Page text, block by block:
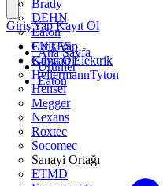
Brady
DEHN
Eaton
ENTES
Günsan Elektrik
HellermannTyton
Hensel
Megger
Nexans
Roxtec
Socomec
Sanayi Ortağı
ETMD
Giriş Yap
Kayıt Ol
Giriş Yap Kayıt Ol
Ana Sayfa
Ürünler
Eaton